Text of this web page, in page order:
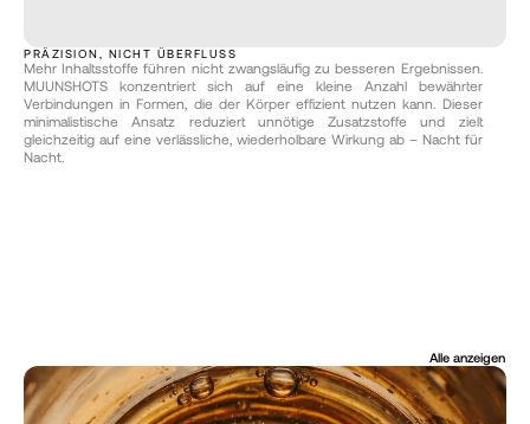
PRÄZISION, NICHT ÜBERFLUSS
Mehr Inhaltsstoffe führen nicht zwangsläufig zu besseren Ergebnissen.
MUUNSHOTS konzentriert sich auf eine kleine Anzahl bewährter
Verbindungen in Formen, die der Körper effizient nutzen kann. Dieser
minimalistische Ansatz reduziert unnötige Zusatzstoffe und zielt
gleichzeitig auf eine verlässliche, wiederholbare Wirkung ab – Nacht für
Nacht.
Alle anzeigen